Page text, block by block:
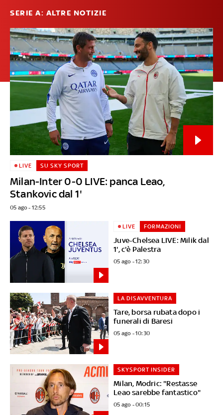
SERIE A: ALTRE NOTIZIE
Milan-Inter 0-0 LIVE: panca Leao,
Stankovic dal 1'
LIVE SU SKY SPORT
05 ago - 12:55
Juve-Chelsea LIVE: Milik dal
1', c'è Palestra
LIVE FORMAZIONI
05 ago - 12:30
Tare, borsa rubata dopo i
funerali di Baresi
LA DISAVVENTURA
05 ago - 10:30
Milan, Modric: "Restasse
Leao sarebbe fantastico"
SKYSPORT INSIDER
05 ago - 00:15